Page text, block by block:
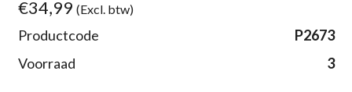
€34,99 (Excl. btw)
Productcode
P2673
Voorraad
3